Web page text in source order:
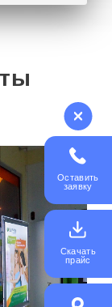
Оставить
заявку
Скачать
прайс